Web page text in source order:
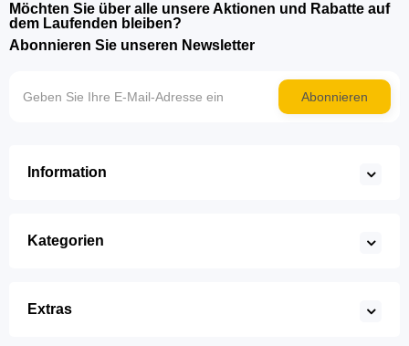
Möchten Sie über alle unsere Aktionen und Rabatte auf
dem Laufenden bleiben?
Abonnieren Sie unseren Newsletter
Abonnieren
Information
Kategorien
Extras